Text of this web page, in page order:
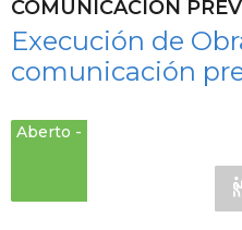
COMUNICACIÓN
Execución de
comunicación
Aberto